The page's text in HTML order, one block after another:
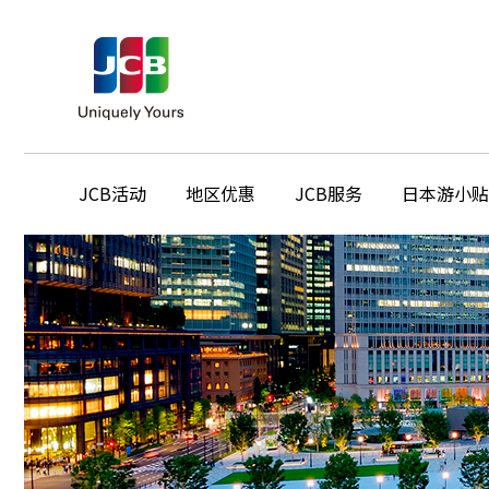
JCB活动 地区优惠 JCB服务 日本游小